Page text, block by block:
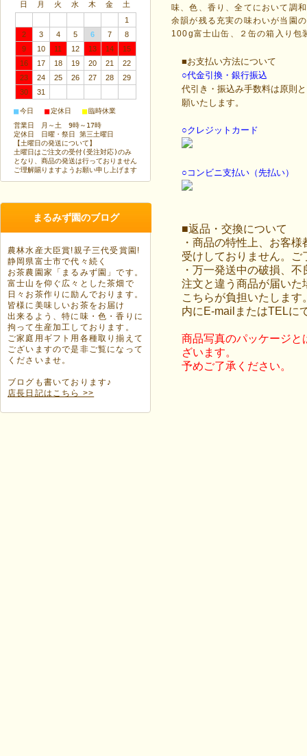
味、色、香り、全てにおいて調
余韻が残る充実の味わいが当園
100g富士山缶、２缶の箱入り包
■お支払い方法について
○代金引換・銀行振込
代引き・振込み手数料は原則
願いたします。
○クレジットカード
○コンビニ支払い（先払い）
■返品・交換について
・商品の特性上、お客
受けしておりません。ご
・万一発送中の破損、
注文と違う商品が届いた
こちらが負担いたします
内にE-mailまたはTELに
商品写真のパッケージと
ざいます。
予めご了承ください。
日 月 火 水 木 金
土
1
2
3 4 5 6 7
8
9
10 11 12 13 14
15
16
17 18 19 20 21
22
23
24 25 26 27 28
29
30
31
■今日 ■定休日 ■臨時休業
営業日 月～土 9時～17時
定休日 日曜・祭日 第三土曜日
【土曜日の発送について】
土曜日はご注文の受付(受注対応)のみ
となり、商品の発送は行っておりません
ご理解賜りますようお願い申し上げます
まるみず園のブログ
農林水産大臣賞!親子三代受賞園!
静岡県富士市で代々続く
お茶農園家「まるみず園」です。
富士山を仰ぐ広々とした茶畑で
日々お茶作りに励んでおります。
皆様に美味しいお茶をお届け
出来るよう、特に味・色・香りに
拘って生産加工しております。
ご家庭用ギフト用各種取り揃えて
ございますので是非ご覧になって
くださいませ。
ブログも書いております♪
店長日記はこちら >>